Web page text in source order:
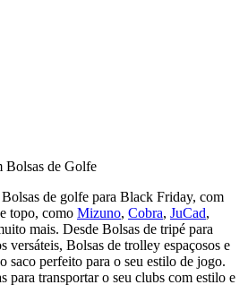
Bolsas de Golfe
de golfe para Black Friday, com
topo, como Mizuno, Cobra, JuCad,
mais. Desde Bolsas de tripé para
versáteis, Bolsas de trolley espaçosos e
saco perfeito para o seu estilo de jogo.
para transportar o seu clubs com estilo e